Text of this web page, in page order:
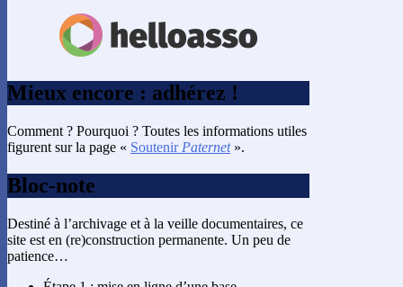
Mieux encore : adhérez !
Comment ? Pourquoi ? Toutes les informations utiles
figurent sur la page « Soutenir Paternet».
Bloc-note
Destiné à l’archivage et à la veille documentaires, ce
site est en (re)construction permanente. Un peu de
patience…